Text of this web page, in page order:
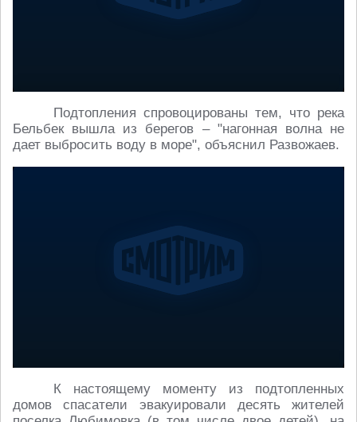
Подтопления спровоцированы тем, что река
Бельбек вышла из берегов – "нагонная волна не
дает выбросить воду в море", объяснил Развожаев.
К настоящему моменту из подтопленных
домов спасатели эвакуировали десять жителей